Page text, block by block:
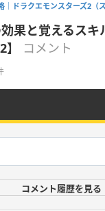
｜ドラクエモンスターズ2（ス
果と覚えるスキ
コメント
コメント履歴を見る